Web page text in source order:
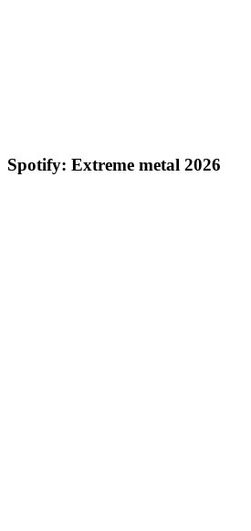
Spotify: Extreme metal 2026